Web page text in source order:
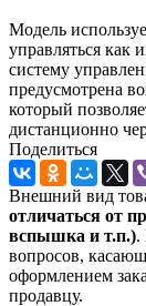
Модель
управляться как
систему
предусмотрена
который
дистанционно
Поделиться
Внешний вид
отличаться от
вспышка и т.п.).
вопросов,
оформлением
продавцу.